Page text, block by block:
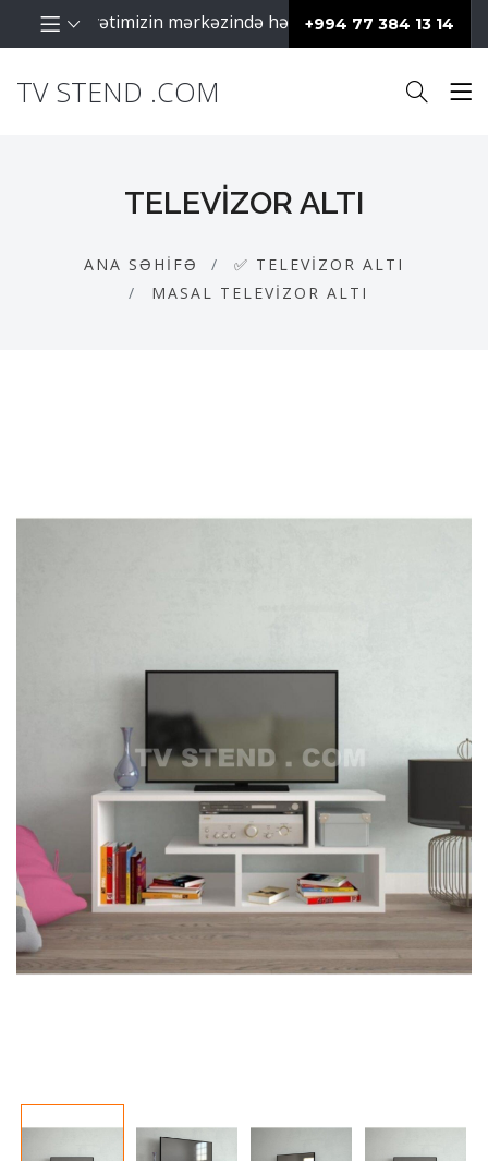
fəaliyyətimizin mərkəzində hər zaman müştərilərimiz
+994 77 384 13 14
TV STEND .COM
TELEVIZOR ALTI
ANA SƏHIFƏ
✅ TELEVIZOR ALTI
MASAL TELEVIZOR ALTI